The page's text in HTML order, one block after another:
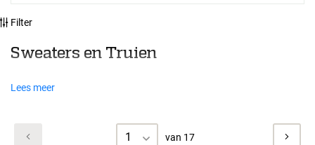
Filter
Sweaters en Truien
Lees meer
1 van 17